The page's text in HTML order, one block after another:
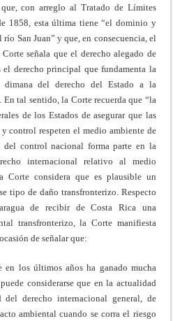
con arreglo al Tratado de Límites
1858, esta última tiene “el dominio y
San Juan” y que, en consecuencia, el
señala que el derecho alegado de
derecho principal que fundamenta la
del derecho del Estado a la
tal sentido, la Corte recuerda que “la
de los Estados de asegurar que las
control respeten el medio ambiente de
del control nacional forma parte en la
internacional relativo al medio
Corte considera que es plausible un
tipo de daño transfronterizo. Respecto
de recibir de Costa Rica una
transfronterizo, la Corte manifiesta
de señalar que:
en los últimos años ha ganado mucha
considerarse que en la actualidad
derecho internacional general, de
ambiental cuando se corra el riesgo